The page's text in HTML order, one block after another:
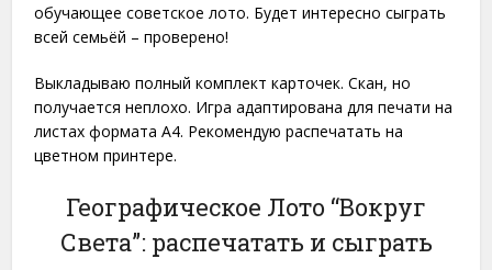
обучающее советское лото. Будет интересно сыграть
всей семьёй – проверено!
Выкладываю полный комплект карточек. Скан, но
получается неплохо. Игра адаптирована для печати на
листах формата A4. Рекомендую распечатать на
цветном принтере.
Географическое Лото “Вокруг
Света”: распечатать и сыграть